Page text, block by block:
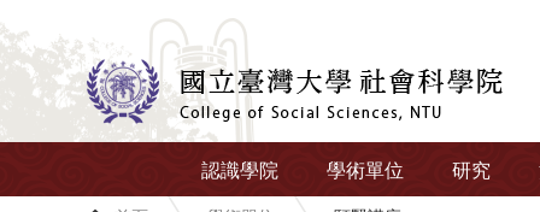
跳到主要內容區塊
認識學院 學術單位 研究